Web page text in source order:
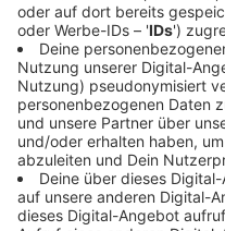
einer infizierten Person,
Chanasit: "Es gibt eine
mit Männern haben und
man jetzt eben
Anzeige
Wie gefährlich ist